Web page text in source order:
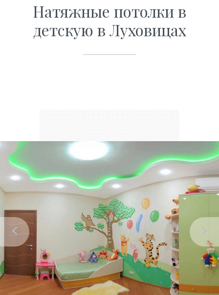
Натяжные потолки в
детскую в Луховицах